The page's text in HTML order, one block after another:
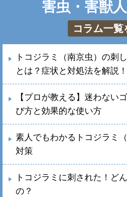
害虫・害獣
コラム一覧
トコジラミ（南京虫）の刺
とは？症状と対処法を解説！
【プロが教える】迷わない
び方と効果的な使い方
素人でもわかるトコジラミ
対策
トコジラミに刺された！ど
の？